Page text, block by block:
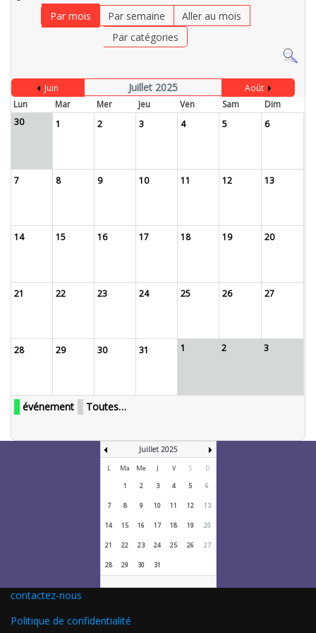
Par mois Par semaine
Aller au mois
Par catégories
Juin Juillet 2025
Août
Lun
Mar Mer Jeu Ven Sam
Dim
30
1 2 3 4 5 6
7 8 9 10 11 12 13
14 15 16 17 18 19 20
21 22 23 24 25 26 27
28 29 30 31 1 2 3
événement Toutes…
Juillet 2025
L Ma Me J V S
D
1
2 3 4 5 6
7 8 9 10 11 12 13
14 15 16 17 18 19 20
21 22 23 24 25 26 27
28 29 30 31
contactez-nous
Politique de confidentialité